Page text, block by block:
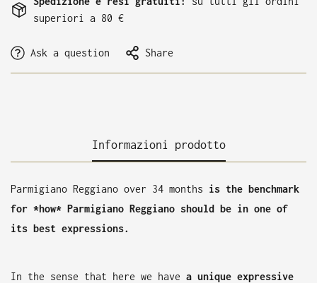
superiori a 80 €
Ask a question Share
Informazioni prodotto
Parmigiano Reggiano over 34 months is the benchmark
for *how* Parmigiano Reggiano should be in one of
its best expressions.
In the sense that here we have a unique expressive